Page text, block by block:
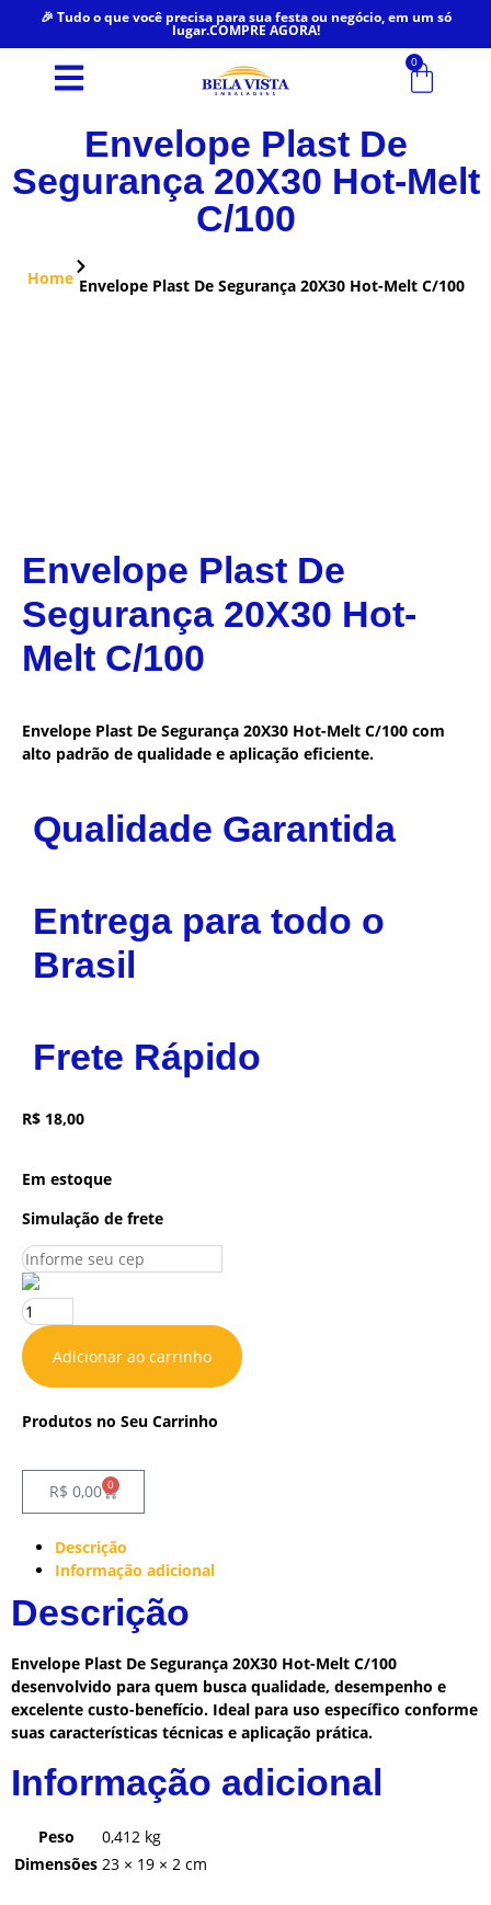
🎉 Tudo o que você precisa para sua festa ou negócio, em um só
lugar.COMPRE AGORA!
0
Envelope Plast De
Segurança 20X30 Hot-Melt
C/100
Home Envelope Plast De Segurança 20X30 Hot-Melt C/100
Envelope Plast De
Segurança 20X30 Hot-
Melt C/100
Envelope Plast De Segurança 20X30 Hot-Melt C/100 com
alto padrão de qualidade e aplicação eficiente.
Qualidade Garantida
Entrega para todo o
Brasil
Frete Rápido
R$ 18,00
Em estoque
Simulação de frete
Adicionar ao carrinho
Produtos no Seu Carrinho
R$ 0,00 0
Descrição
Informação adicional
Descrição
Envelope Plast De Segurança 20X30 Hot-Melt C/100
desenvolvido para quem busca qualidade, desempenho e
excelente custo-benefício. Ideal para uso específico conforme
suas características técnicas e aplicação prática.
Informação adicional
Peso
0,412 kg
Dimensões 23 × 19 × 2 cm